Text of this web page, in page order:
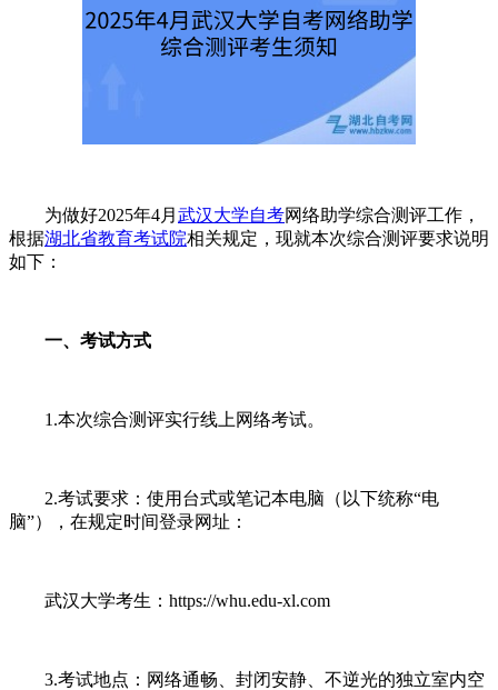
为做好2025年4月 武汉大学自考网络助学综合测评工作，
根据湖北省教育考试院相关规定，现就本次综合测评要求说明
如下：
一、考试方式
1.本次综合测评实行线上网络考试。
2.考试要求：使用台式或笔记本电脑（以下统称“电
脑”），在规定时间登录网址：
武汉大学考生：https://whu.edu-xl.com
3.考试地点：网络通畅、封闭安静、不逆光的独立室内空